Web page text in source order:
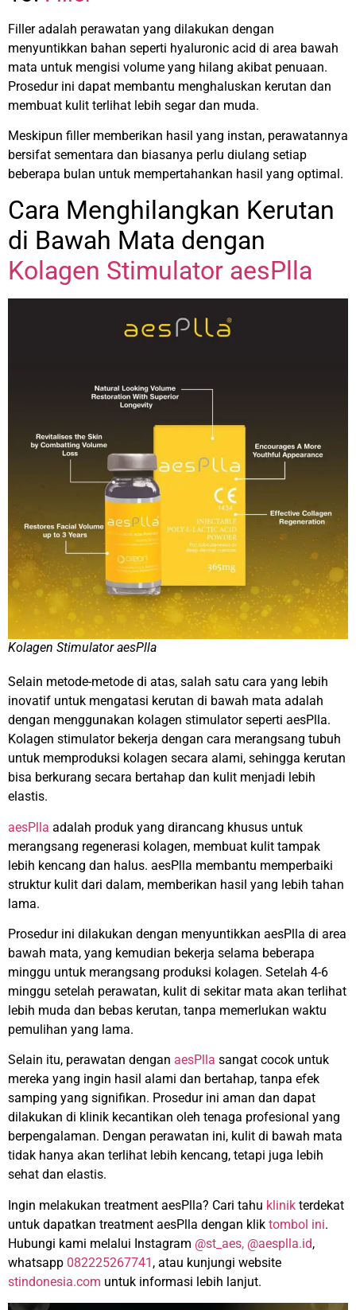
Filler adalah perawatan yang dilakukan dengan
menyuntikkan bahan seperti hyaluronic acid di area bawah
mata untuk mengisi volume yang hilang akibat penuaan.
Prosedur ini dapat membantu menghaluskan kerutan dan
membuat kulit terlihat lebih segar dan muda.
Meskipun filler memberikan hasil yang instan, perawatannya
bersifat sementara dan biasanya perlu diulang setiap
beberapa bulan untuk mempertahankan hasil yang optimal.
Cara Menghilangkan Kerutan
di Bawah Mata dengan
Kolagen Stimulator aesPlla
Kolagen Stimulator aesPlla
Selain metode-metode di atas, salah satu cara yang lebih
inovatif untuk mengatasi kerutan di bawah mata adalah
dengan menggunakan kolagen stimulator seperti aesPlla.
Kolagen stimulator bekerja dengan cara merangsang tubuh
untuk memproduksi kolagen secara alami, sehingga kerutan
bisa berkurang secara bertahap dan kulit menjadi lebih
elastis.
aesPlla adalah produk yang dirancang khusus untuk
merangsang regenerasi kolagen, membuat kulit tampak
lebih kencang dan halus. aesPlla membantu memperbaiki
struktur kulit dari dalam, memberikan hasil yang lebih tahan
lama.
Prosedur ini dilakukan dengan menyuntikkan aesPlla di area
bawah mata, yang kemudian bekerja selama beberapa
minggu untuk merangsang produksi kolagen. Setelah 4-6
minggu setelah perawatan, kulit di sekitar mata akan terlihat
lebih muda dan bebas kerutan, tanpa memerlukan waktu
pemulihan yang lama.
Selain itu, perawatan dengan aesPlla sangat cocok untuk
mereka yang ingin hasil alami dan bertahap, tanpa efek
samping yang signifikan. Prosedur ini aman dan dapat
dilakukan di klinik kecantikan oleh tenaga profesional yang
berpengalaman. Dengan perawatan ini, kulit di bawah mata
tidak hanya akan terlihat lebih kencang, tetapi juga lebih
sehat dan elastis.
Ingin melakukan treatment aesPlla? Cari tahu klinik terdekat
untuk dapatkan treatment aesPlla dengan klik tombol ini.
Hubungi kami melalui Instagram @st_aes, @aesplla.id,
whatsapp 082225267741 , atau kunjungi website
stindonesia.com untuk informasi lebih lanjut.